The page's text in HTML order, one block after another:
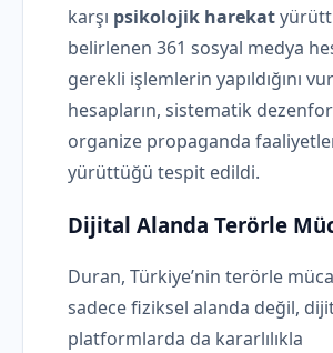
karşı psikolojik harekat
belirlenen 361 sosyal medya
gerekli işlemlerin yapıldığını
hesapların, sistematik
organize propaganda
yürüttüğü tespit edildi.
Dijital Alanda Terörle
Duran, Türkiye’nin terörle
sadece fiziksel alanda değil,
platformlarda da kararlılıkla